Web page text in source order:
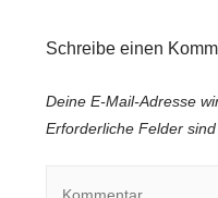
Schreibe einen
Deine E-Mail-Adresse
Erforderliche Felder